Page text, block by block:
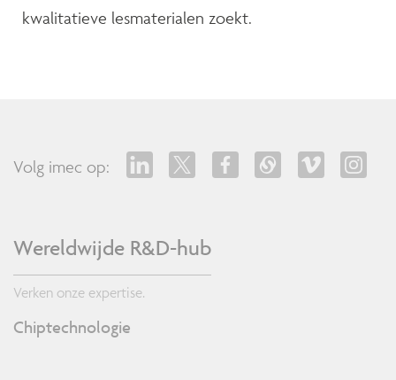
kwalitatieve lesmaterialen zoekt.
Volg imec op:
Wereldwijde R&D-hub
Verken onze expertise.
Chiptechnologie